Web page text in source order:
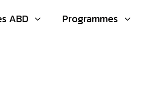
3
ABD 3
Programmes